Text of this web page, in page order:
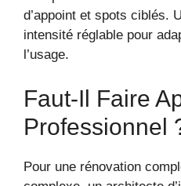
d’appoint et spots ciblés.
intensité réglable pour
l’usage.
Faut-Il Faire
Professionnel
Pour une rénovation